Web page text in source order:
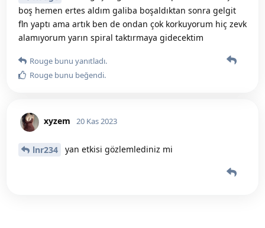
boş hemen ertes aldım galiba boşaldıktan sonra gelgit
fln yaptı ama artık ben de ondan çok korkuyorum hiç zevk
alamıyorum yarın spiral taktırmaya gidecektim
Rouge bunu yanıtladı.
Rouge bunu beğendi.
xyzem 20 Kas 2023
lnr234 yan etkisi gözlemlediniz mi